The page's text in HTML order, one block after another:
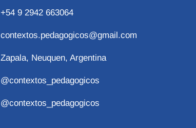
+54 9 2942 663064
contextos.pedagogicos@gmail.com
Zapala, Neuquen, Argentina
@contextos_pedagogicos
@contextos_pedagogicos